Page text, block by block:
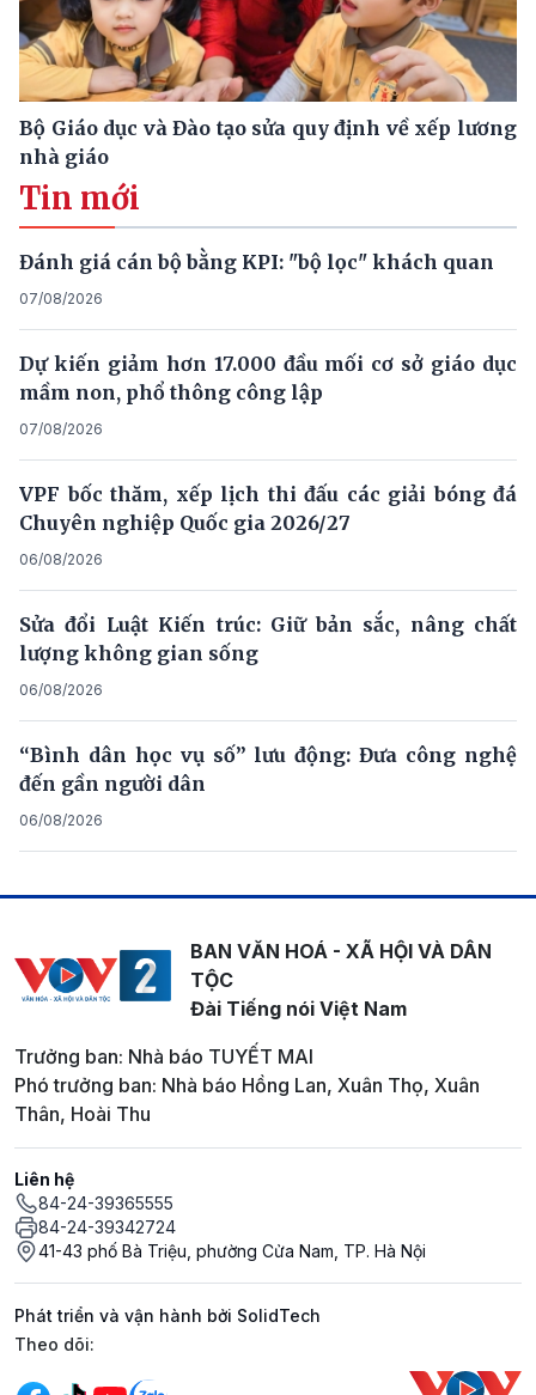
Bộ Giáo dục và Đào tạo sửa quy định về xếp lương
nhà giáo
Tin mới
Đánh giá cán bộ bằng KPI: "bộ lọc" khách quan
07/08/2026
Dự kiến giảm hơn 17.000 đầu mối cơ sở giáo dục
mầm non, phổ thông công lập
07/08/2026
VPF bốc thăm, xếp lịch thi đấu các giải bóng đá
Chuyên nghiệp Quốc gia 2026/27
06/08/2026
Sửa đổi Luật Kiến trúc: Giữ bản sắc, nâng chất
lượng không gian sống
06/08/2026
“Bình dân học vụ số” lưu động: Đưa công nghệ
đến gần người dân
06/08/2026
BAN VĂN HOÁ - XÃ HỘI VÀ DÂN
TỘC
Đài Tiếng nói Việt Nam
Trưởng ban: Nhà báo TUYẾT MAI
Phó trưởng ban: Nhà báo Hồng Lan, Xuân Thọ, Xuân
Thân, Hoài Thu
Liên hệ
84-24-39365555
84-24-39342724
41-43 phố Bà Triệu, phường Cửa Nam, TP. Hà Nội
Phát triển và vận hành bởi SolidTech
Mạng xã hội
Theo dõi: